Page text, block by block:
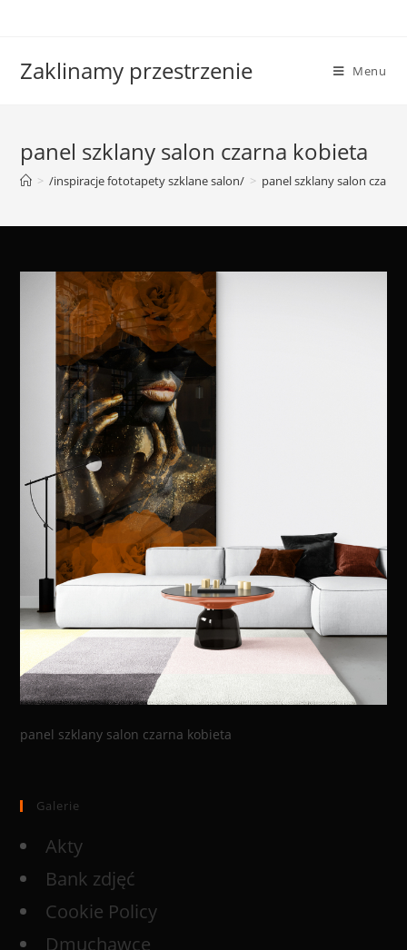
Zaklinamy przestrzenie Menu
panel szklany salon czarna kobieta
> /inspiracje fototapety szklane salon/ > panel szklany salon
panel szklany salon czarna kobieta
Galerie
Akty
Bank zdjęć
Cookie Policy
Dmuchawce